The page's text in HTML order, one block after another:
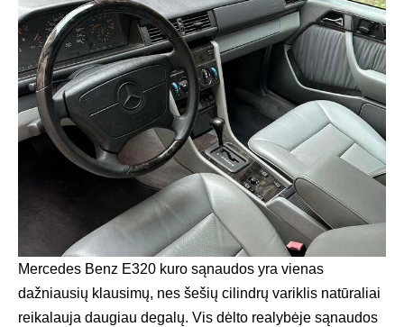
Mercedes Benz E320 kuro sąnaudos yra vienas
dažniausių klausimų, nes šešių cilindrų variklis natūraliai
reikalauja daugiau degalų. Vis dėlto realybėje sąnaudos